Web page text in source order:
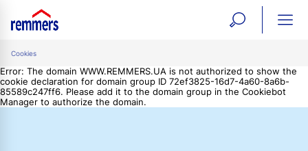
open
form
Cookies
Error: The domain WWW.REMMERS.UA is not authorized to show the
cookie declaration for domain group ID 72ef3825-16d7-4a60-8a6b-
85589c247ff6. Please add it to the domain group in the Cookiebot
Manager to authorize the domain.